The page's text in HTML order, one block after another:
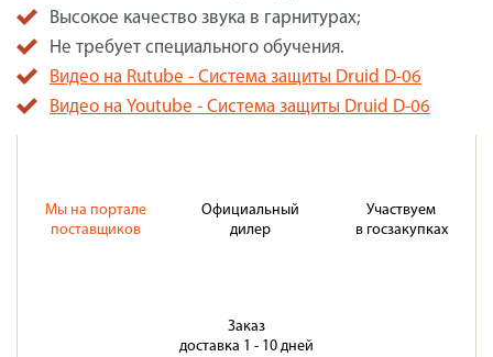
Высокое качество звука в гарнитурах;
Не требует специального обучения.
Видео на Rutube - Система защиты Druid D-06
Видео на Youtube - Система защиты Druid D-06
Мы на портале
поставщиков
Официальный
дилер
Участвуем
в госзакупках
Заказ
доставка 1 - 10 дней